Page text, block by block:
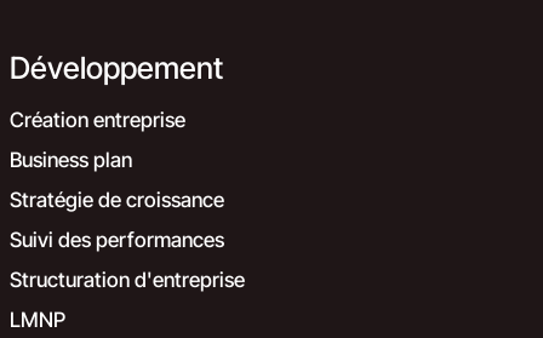
Développement
Création entreprise
Business plan
Stratégie de croissance
Suivi des performances
Structuration d'entreprise
LMNP